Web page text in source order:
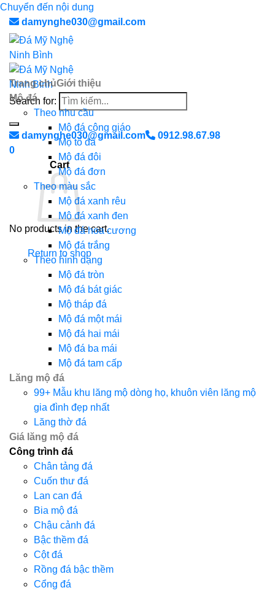
Chuyển đến nội dung
damynghe030@gmail.com
Search for:
damynghe030@gmail.com
0912.98.67.98
0
Cart
No products in the cart.
Return to shop
Trang chủGiới thiệu
Mộ đá
Theo nhu cầu
Mộ đá công giáo
Mộ tổ đá
Mộ đá đôi
Mộ đá đơn
Theo màu sắc
Mộ đá xanh rêu
Mộ đá xanh đen
Mộ đá hoa cương
Mộ đá trắng
Theo hình dạng
Mộ đá tròn
Mộ đá bát giác
Mộ tháp đá
Mộ đá một mái
Mộ đá hai mái
Mộ đá ba mái
Mộ đá tam cấp
Lăng mộ đá
99+ Mẫu khu lăng mộ dòng họ, khuôn viên lăng mộ
gia đình đẹp nhất
Lăng thờ đá
Giá lăng mộ đá
Công trình đá
Chân tảng đá
Cuốn thư đá
Lan can đá
Bia mộ đá
Chậu cảnh đá
Bậc thềm đá
Cột đá
Rồng đá bậc thềm
Cổng đá